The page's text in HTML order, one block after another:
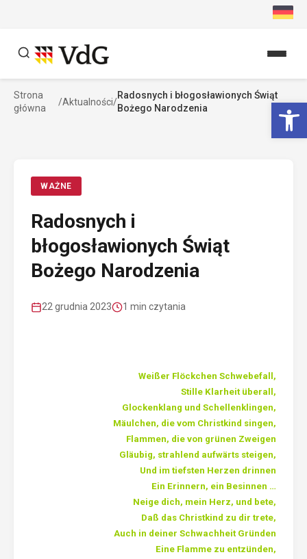
Szukaj
Strona
główna
/Aktualności/
Radosnych i błogosławionych Świąt
Bożego Narodzenia
WAŻNE
Radosnych i
błogosławionych Świąt
Bożego Narodzenia
22 grudnia 2023 1 min czytania
Weißer Flöckchen Schwebefall,
Stille Klarheit überall,
Glockenklang und Schellenklingen,
Mäulchen, die vom Christkind singen,
Flammen, die von grünen Zweigen
Gläubig, strahlend aufwärts steigen,
Und im tiefsten Herzen drinnen
Ein Erinnern, ein Besinnen …
Neige dich, mein Herz, und bete,
Daß das Christkind zu dir trete,
Auch in deiner Schwachheit Gründen
Eine Flamme zu entzünden,